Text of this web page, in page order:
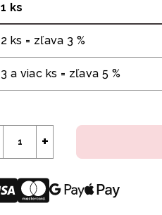
1 ks
2 ks = zľava 3 %
3 a viac ks = zľava 5 %
+